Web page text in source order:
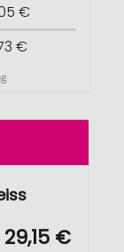
€
€
29,15 €